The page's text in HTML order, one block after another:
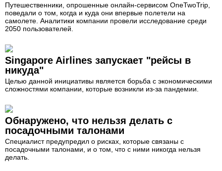
Путешественники, опрошенные онлайн-сервисом OneTwoTrip,
поведали о том, когда и куда они впервые полетели на
самолете. Аналитики компании провели исследование среди
2050 пользователей.
Singapore Airlines запускает "рейсы в
никуда"
Целью данной инициативы является борьба с экономическими
сложностями компании, которые возникли из-за пандемии.
Обнаружено, что нельзя делать с
посадочными талонами
Специалист предупредил о рисках, которые связаны с
посадочными талонами, и о том, что с ними никогда нельзя
делать.